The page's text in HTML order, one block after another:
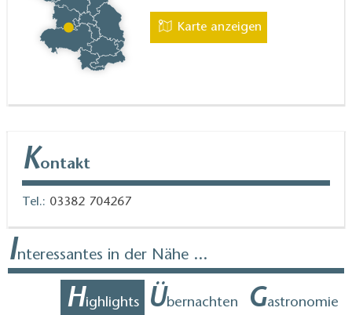
Karte anzeigen
Kontakt
Tel.: 03382 704267
Interessantes in der Nähe ...
Highlights Übernachten Gastronomie